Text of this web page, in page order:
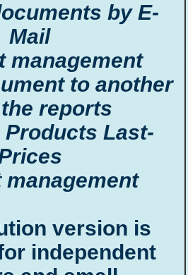
by E-
Mail
management
to another
reports
Products Last-
version is
independent